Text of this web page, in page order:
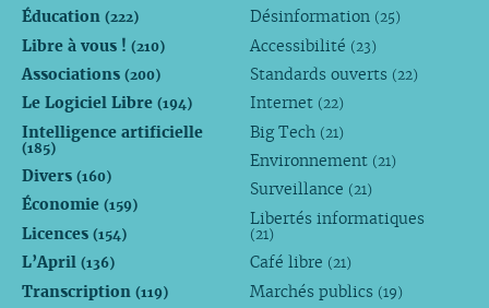
Éducation (222)
Libre à vous ! (210)
Associations (200)
Le Logiciel Libre (194)
Intelligence artificielle
(185)
Divers (160)
Économie (159)
Licences (154)
L’April (136)
Transcription (119)
Désinformation (25)
Accessibilité (23)
Standards ouverts (22)
Internet (22)
Big Tech (21)
Environnement (21)
Surveillance (21)
Libertés informatiques
(21)
Café libre (21)
Marchés publics (19)